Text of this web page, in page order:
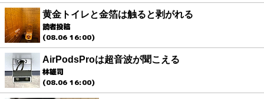
黄金トイレと金箔は触ると剥がれる
読者投稿
(08.06 16:00)
AirPodsProは超音波が聞こえる
林雄司
(08.06 16:00)